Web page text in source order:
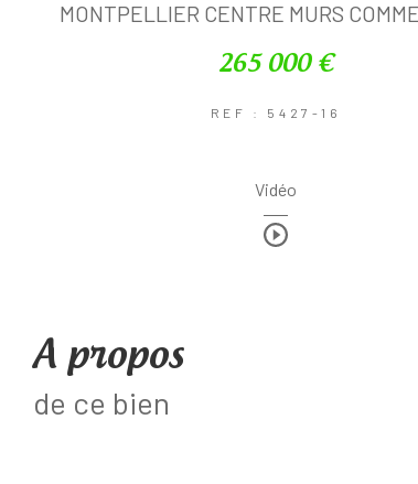
MONTPELLIER CENTRE MURS
265 000 €
REF : 5427-16
Vidéo
a propos
de ce bien